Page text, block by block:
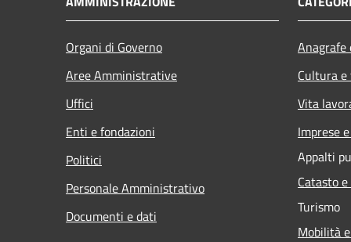
Organi di Governo
Aree Amministrative
Uffici
Enti e fondazioni
Politici
Personale Amministrativo
Documenti e dati
Cultura
Vita
Imprese
Appalti
Catasto
Turismo
Mobilità